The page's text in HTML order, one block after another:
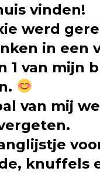
vinden!
werd
in een
1 van
van mij
knuffels